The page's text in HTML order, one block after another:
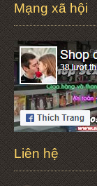
Mạng xã hội
Liên hệ